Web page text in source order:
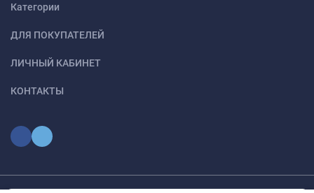
Категории
ДЛЯ ПОКУПАТЕЛЕЙ
ЛИЧНЫЙ КАБИНЕТ
КОНТАКТЫ